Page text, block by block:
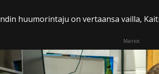
huumorintaju on vertaansa vailla,
Mainos